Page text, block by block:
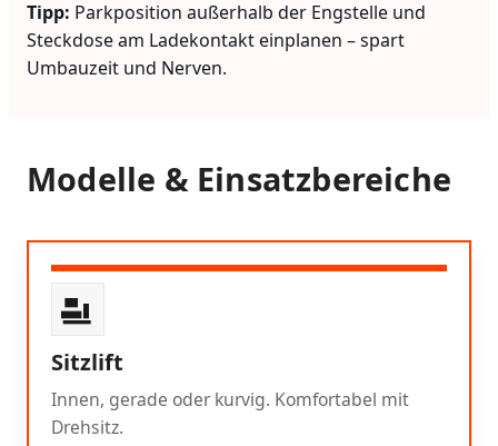
Tipp: Parkposition außerhalb der Engstelle und
Steckdose am Ladekontakt einplanen – spart
Umbauzeit und Nerven.
Modelle & Einsatzbereiche
Sitzlift
Innen, gerade oder kurvig. Komfortabel mit
Drehsitz.